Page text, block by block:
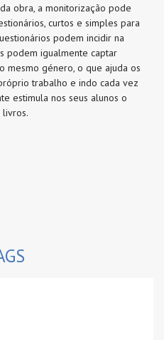
obra, a monitorização pode
curtos e simples para
podem incidir na
podem igualmente captar
género, o que ajuda os
trabalho e indo cada vez
estimula nos seus alunos o